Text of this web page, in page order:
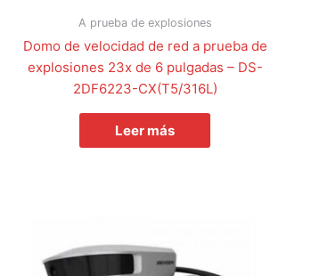
A prueba de explosiones
Domo de velocidad de red a prueba de
explosiones 23x de 6 pulgadas – DS-
2DF6223-CX(T5/316L)
Leer más